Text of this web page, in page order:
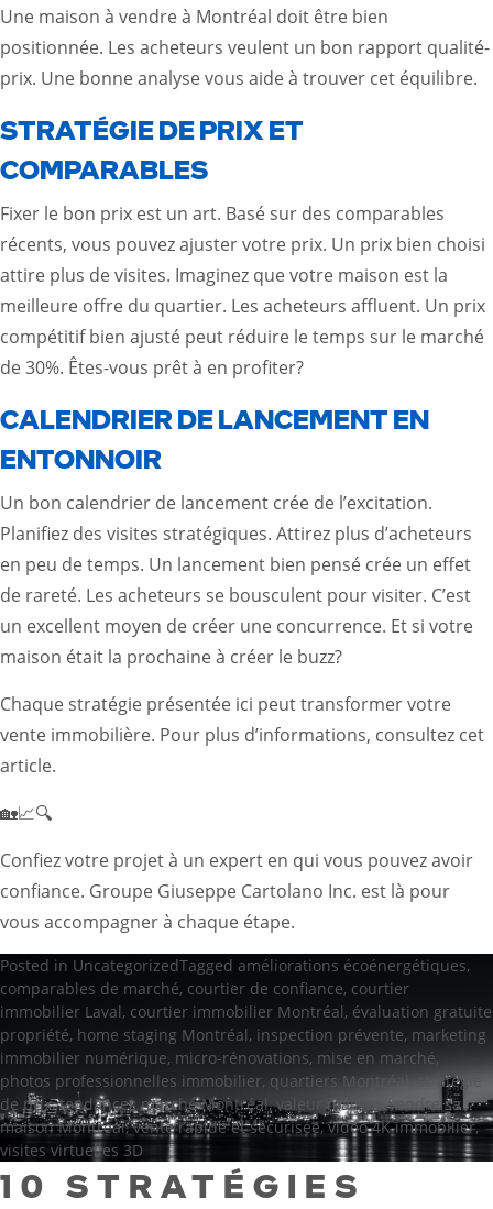
Une maison à vendre à Montréal doit être bien
positionnée. Les acheteurs veulent un bon rapport qualité-
prix. Une bonne analyse vous aide à trouver cet équilibre.
STRATÉGIE DE PRIX ET
COMPARABLES
Fixer le bon prix est un art. Basé sur des comparables
récents, vous pouvez ajuster votre prix. Un prix bien choisi
attire plus de visites. Imaginez que votre maison est la
meilleure offre du quartier. Les acheteurs affluent. Un prix
compétitif bien ajusté peut réduire le temps sur le marché
de 30%. Êtes-vous prêt à en profiter?
CALENDRIER DE LANCEMENT EN
ENTONNOIR
Un bon calendrier de lancement crée de l’excitation.
Planifiez des visites stratégiques. Attirez plus d’acheteurs
en peu de temps. Un lancement bien pensé crée un effet
de rareté. Les acheteurs se bousculent pour visiter. C’est
un excellent moyen de créer une concurrence. Et si votre
maison était la prochaine à créer le buzz?
Chaque stratégie présentée ici peut transformer votre
vente immobilière. Pour plus d’informations, consultez cet
article.
🏡📈🔍
Confiez votre projet à un expert en qui vous pouvez avoir
confiance. Groupe Giuseppe Cartolano Inc. est là pour
vous accompagner à chaque étape.
Posted in UncategorizedTagged améliorations écoénergétiques,
comparables de marché, courtier de confiance, courtier
immobilier Laval, courtier immobilier Montréal, évaluation gratuite
propriété, home staging Montréal, inspection prévente, marketing
immobilier numérique, micro-rénovations, mise en marché,
photos professionnelles immobilier, quartiers Montréal
stratégie
de prix,tendances marché Montréal,valeur maison ,vendre sa
maison Montréal,vente rapide et sécurisée,vidéo 4K immobilier,
visites virtuelles 3D
10 STRATÉGIES